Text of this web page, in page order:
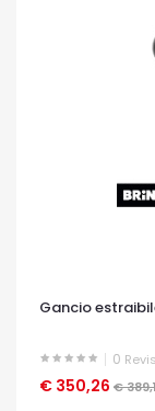
Gancio
0
€ 350,26 €
OCCHIATA